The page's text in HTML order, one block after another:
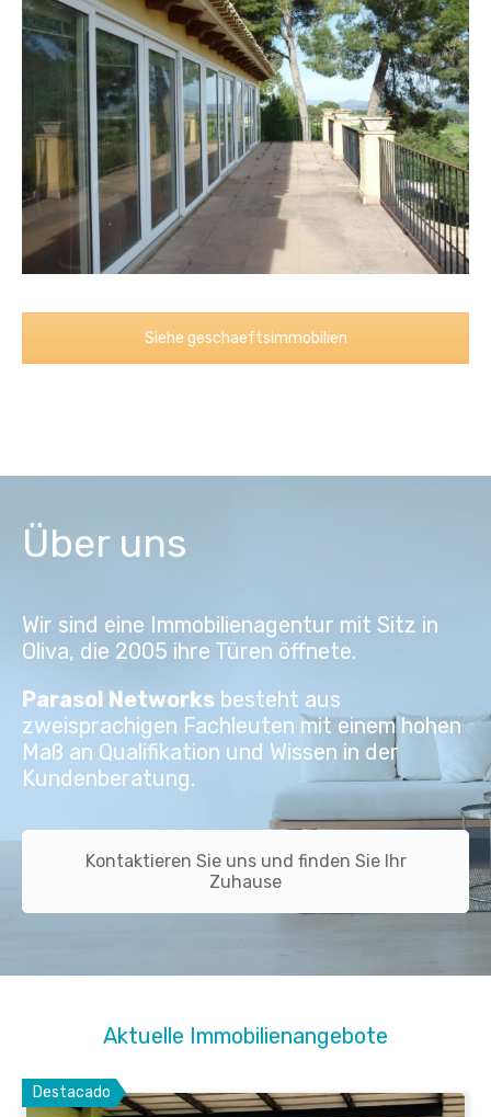
Siehe geschaeftsimmobilien
Über uns
Wir sind eine Immobilienagentur mit Sitz in
Oliva, die 2005 ihre Türen öffnete.
Parasol Networks besteht aus
zweisprachigen Fachleuten mit einem hohen
Maß an Qualifikation und Wissen in der
Kundenberatung.
Kontaktieren Sie uns und finden Sie Ihr
Zuhause
Aktuelle Immobilienangebote
Destacado